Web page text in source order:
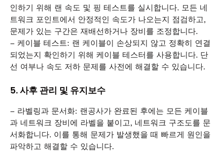
인하기 위해 랜 속도 및 핑 테스트를 실시합니다. 모든 네
트워크 포인트에서 안정적인 속도가 나오는지 점검하고,
문제가 있는 구간은 재배선하거나 장비를 조정합니다.
– 케이블 테스트: 랜 케이블이 손상되지 않고 정확히 연결
되었는지 확인하기 위해 케이블 테스터를 사용합니다. 단
선 여부나 속도 저하 문제를 사전에 해결할 수 있습니다.
5. 사후 관리 및 유지보수
– 라벨링과 문서화: 랜공사가 완료된 후에는 모든 케이블
과 네트워크 장비에 라벨을 붙이고, 네트워크 구조도를 문
서화합니다. 이를 통해 문제가 발생했을 때 빠르게 원인을
파악하고 해결할 수 있습니다.